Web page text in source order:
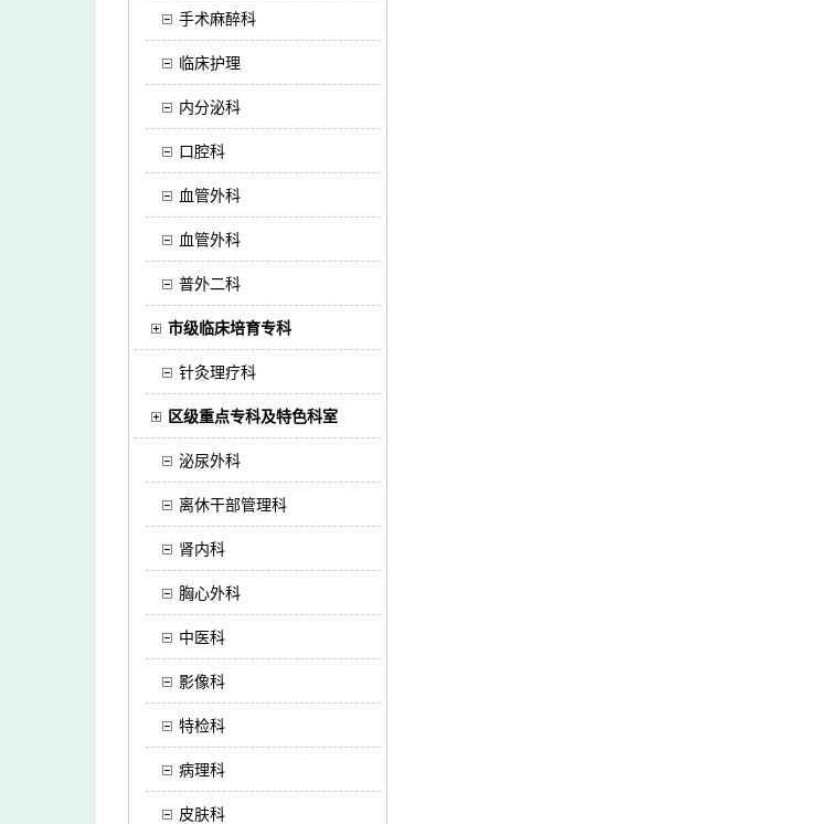
手术麻醉科
临床护理
内分泌科
口腔科
血管外科
血管外科
普外二科
市级临床培育专科
针灸理疗科
区级重点专科及特色科室
泌尿外科
离休干部管理科
肾内科
胸心外科
中医科
影像科
特检科
病理科
皮肤科